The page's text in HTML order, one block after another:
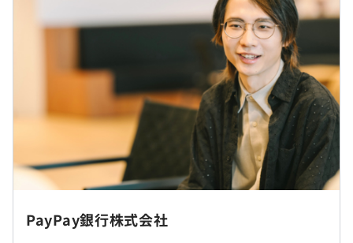
※リモートワーク可（業務の必要に応じて出社いただける
ことが前提で、出社可能な地域内でのリモート可）ライフ
スタイルに合った柔軟な働き方が実現できます。
は年収提示額を保証するものではありません）
フレックスタイム制（コアタイム10:00～15:00）
休憩時間：休憩60分 ※昼食時間は業務の都合により各々
の自主性に任せています。
平均残業時間：平均20〜30時間／月
PayPay銀行株式会社